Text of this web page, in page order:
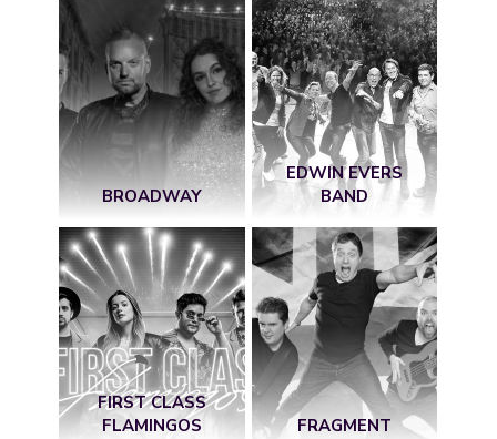
BROADWAY
EDWIN EVERS
BAND
FIRST CLASS
FLAMINGOS
FRAGMENT